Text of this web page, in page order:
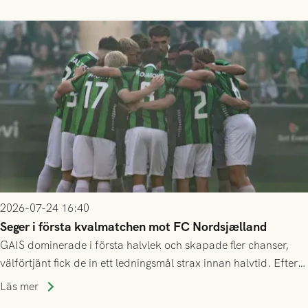
2026-07-24 16:40
Seger i första kvalmatchen mot FC Nordsjælland
GAIS dominerade i första halvlek och skapade fler chanser,
välförtjänt fick de in ett ledningsmål strax innan halvtid. Efter
halvtidsvilan sjönk tempot när Nordsjälland tilläts ha mer av
Läs mer